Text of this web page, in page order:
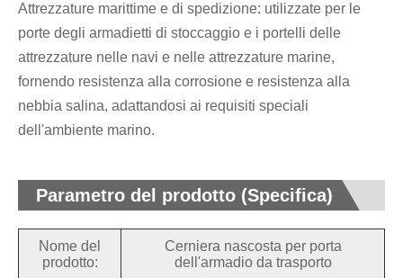
Attrezzature marittime e di spedizione: utilizzate per le
porte degli armadietti di stoccaggio e i portelli delle
attrezzature nelle navi e nelle attrezzature marine,
fornendo resistenza alla corrosione e resistenza alla
nebbia salina, adattandosi ai requisiti speciali
dell'ambiente marino.
Parametro del prodotto (Specifica)
Nome del
prodotto:
Cerniera nascosta per porta
dell'armadio da trasporto